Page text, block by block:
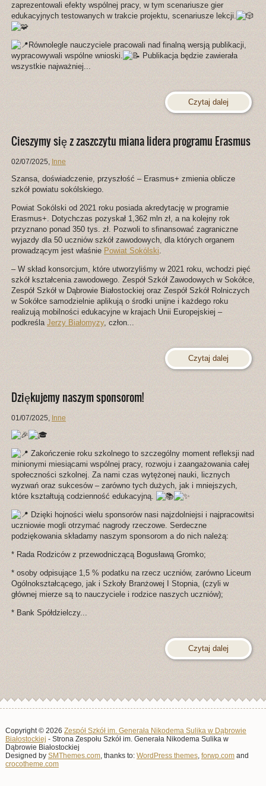
zaprezentowali efekty wspólnej pracy, w tym scenariusze gier
edukacyjnych testowanych w trakcie projektu, scenariusze lekcji.
Równolegle nauczyciele pracowali nad finalną wersją publikacji,
wypracowywali wspólne wnioski.
Publikacja będzie zawierała
wszystkie najważniej...
Czytaj dalej
Cieszymy się z zaszczytu miana lidera programu Erasmus
02/07/2025, Inne
Szansa, doświadczenie, przyszłość – Erasmus+ zmienia oblicze
szkół powiatu sokólskiego.
Powiat Sokólski od 2021 roku posiada akredytację w programie
Erasmus+. Dotychczas pozyskał 1,362 mln zł, a na kolejny rok
przyznano ponad 350 tys. zł. Pozwoli to sfinansować zagraniczne
wyjazdy dla 50 uczniów szkół zawodowych, dla których organem
prowadzącym jest właśnie Powiat Sokólski.
– W skład konsorcjum, które utworzyliśmy w 2021 roku, wchodzi pięć
szkół kształcenia zawodowego. Zespół Szkół Zawodowych w Sokółce,
Zespół Szkół w Dąbrowie Białostockiej oraz Zespół Szkół Rolniczych
w Sokółce samodzielnie aplikują o środki unijne i każdego roku
realizują mobilności edukacyjne w krajach Unii Europejskiej –
podkreśla Jerzy Białomyzy, człon...
Czytaj dalej
Dziękujemy naszym sponsorom!
01/07/2025, Inne
Zakończenie roku szkolnego to szczególny moment refleksji nad
minionymi miesiącami wspólnej pracy, rozwoju i zaangażowania całej
społeczności szkolnej. Za nami czas wytężonej nauki, licznych
wyzwań oraz sukcesów – zarówno tych dużych, jak i mniejszych,
które kształtują codzienność edukacyjną.
Dzięki hojności wielu sponsorów nasi najzdolniejsi i najpracowitsi
uczniowie mogli otrzymać nagrody rzeczowe. Serdeczne
podziękowania składamy naszym sponsorom a do nich należą:
* Rada Rodziców z przewodniczącą Bogusławą Gromko;
* osoby odpisujące 1,5 % podatku na rzecz uczniów, zarówno Liceum
Ogólnokształcącego, jak i Szkoły Branżowej I Stopnia, (czyli w
głównej mierze są to nauczyciele i rodzice naszych uczniów);
* Bank Spółdzielczy...
Czytaj dalej
Copyright © 2026 Zespół Szkół im. Generała Nikodema Sulika w Dąbrowie
Białostockiej - Strona Zespołu Szkół im. Generała Nikodema Sulika w
Dąbrowie Białostockiej
Designed by SMThemes.com, thanks to: WordPress themes, forwp.comand
crocotheme.com